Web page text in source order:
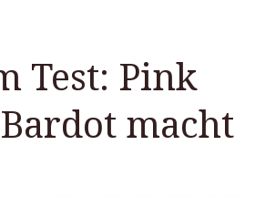
Test: Pink
macht